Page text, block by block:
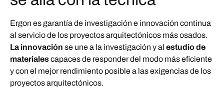
Ergon es garantía de investigación e innovación continua
al servicio de los proyectos arquitectónicos más osados.
La innovación se une a la investigación y al estudio de
materialescapaces de responder del modo más eficiente
y con el mejor rendimiento posible a las exigencias de los
proyectos arquitectónicos.